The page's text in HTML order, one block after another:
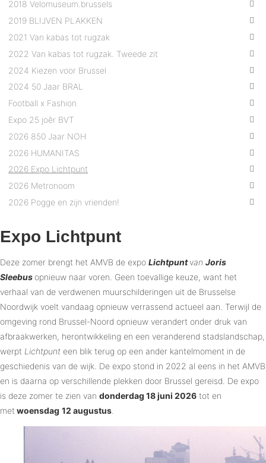
2018 Velomuseum.brussels
2019 BLIJVEN PLAKKEN
2021 Van kabas tot rugzak
2022 Van kabas tot rugzak. Tweede zit
2024 Kiezen voor Brussel
2024 50 Jaar BRAL
Football x Fashion
Expo 25 joêr BVT
2026 850 Jaar NOH
2026 HUMANITAS
2026 Expo Lichtpunt
2026 Metronoom
2026 Pogge en zijn vrienden!
Expo Lichtpunt
Deze zomer brengt het AMVB de expo Lichtpuntvan Joris
Sleebusopnieuw naar voren. Geen toevallige keuze, want het
verhaal van de verdwenen muurschilderingen uit de Brusselse
Noordwijk voelt vandaag opnieuw verrassend actueel aan. Terwijl de
omgeving rond Brussel-Noord opnieuw verandert onder druk van
afbraakwerken, herontwikkeling en een veranderend stadslandschap,
werpt Lichtpunt een blik terug op een ander kantelmoment in de
geschiedenis van de wijk. De expo stond in 2022 al eens in het AMVB
en is daarna op verschillende plekken door Brussel gereisd. De expo
is deze zomer te zien van donderdag 18 juni 2026 tot en
metwoensdag 12 augustus.